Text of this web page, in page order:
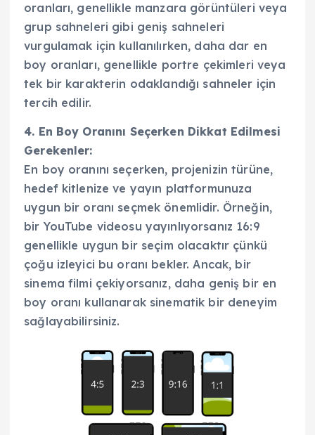
oranları, genellikle manzara görüntüleri veya
grup sahneleri gibi geniş sahneleri
vurgulamak için kullanılırken, daha dar en
boy oranları, genellikle portre çekimleri veya
tek bir karakterin odaklandığı sahneler için
tercih edilir.
4. En Boy Oranını Seçerken Dikkat Edilmesi
Gerekenler:
En boy oranını seçerken, projenizin türüne,
hedef kitlenize ve yayın platformunuza
uygun bir oranı seçmek önemlidir. Örneğin,
bir YouTube videosu yayınlıyorsanız 16:9
genellikle uygun bir seçim olacaktır çünkü
çoğu izleyici bu oranı bekler. Ancak, bir
sinema filmi çekiyorsanız, daha geniş bir en
boy oranı kullanarak sinematik bir deneyim
sağlayabilirsiniz.